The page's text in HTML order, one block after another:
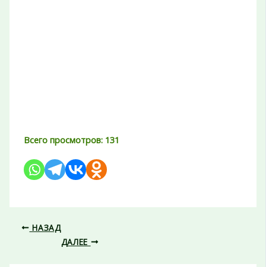
Всего просмотров: 131
НАЗАД
ДАЛЕЕ